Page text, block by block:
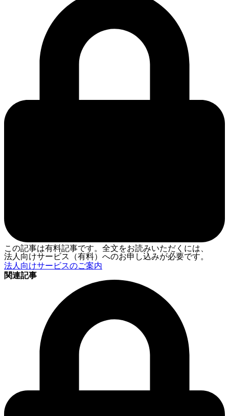
この記事は有料記事です。全文をお読みいただくには、
法人向けサービス（有料）へのお申し込みが必要です。
法人向けサービスのご案内
関連記事